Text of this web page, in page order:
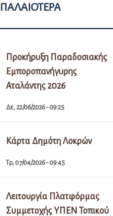
ΠΑΛΑΙΌΤΕΡΑ
Προκήρυξη Παραδοσιακής
Εμποροπανήγυρης
Αταλάντης 2026
Δε, 22/06/2026 - 09:25
Κάρτα Δημότη Λοκρών
Τρ, 07/04/2026 - 09:45
Λειτουργία Πλατφόρμας
Συμμετοχής ΥΠΕΝ Τοπικού